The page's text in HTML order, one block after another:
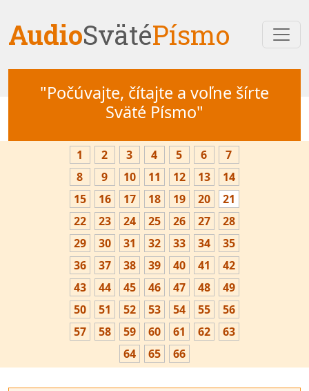
AudioSvätéPísmo
"Počúvajte, čítajte a voľne šírte
Sväté Písmo"
1 2 3 4 5 6
7
8
9 10 11 12 13
14
15
16 17 18 19 20
21
22
23 24 25 26 27
28
29
30 31 32 33 34
35
36
37 38 39 40 41
42
43
44 45 46 47 48
49
50
51 52 53 54 55
56
57
58 59 60 61 62
63
64
65 66